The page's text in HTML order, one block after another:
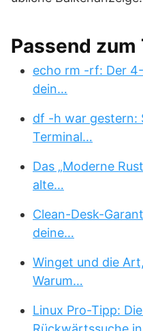
Passend zum
echo rm -rf: Der
dein…
df -h war gestern:
Terminal…
Das „Moderne
alte…
Clean-Desk-
deine…
Winget und die
Warum…
Linux Pro-Tipp: